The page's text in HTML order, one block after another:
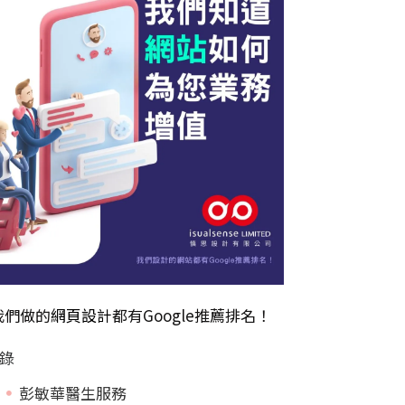
們做的網頁設計都有Google推薦排名！
彭敏華醫生服務